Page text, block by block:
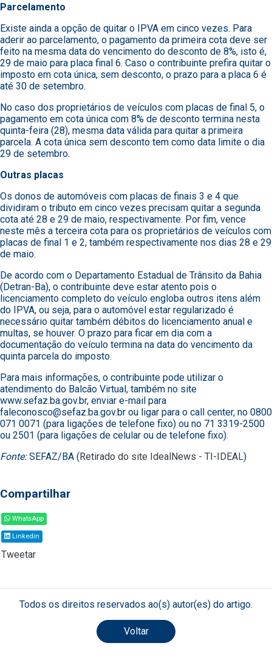
Parcelamento
Existe ainda a opção de quitar o IPVA em cinco vezes. Para
aderir ao parcelamento, o pagamento da primeira cota deve ser
feito na mesma data do vencimento do desconto de 8%, isto é,
29 de maio para placa final 6. Caso o contribuinte prefira quitar o
imposto em cota única, sem desconto, o prazo para a placa 6 é
até 30 de setembro.
No caso dos proprietários de veículos com placas de final 5, o
pagamento em cota única com 8% de desconto termina nesta
quinta-feira (28), mesma data válida para quitar a primeira
parcela. A cota única sem desconto tem como data limite o dia
29 de setembro.
Outras placas
Os donos de automóveis com placas de finais 3 e 4 que
dividiram o tributo em cinco vezes precisam quitar a segunda
cota até 28 e 29 de maio, respectivamente. Por fim, vence
neste mês a terceira cota para os proprietários de veículos com
placas de final 1 e 2, também respectivamente nos dias 28 e 29
de maio.
De acordo com o Departamento Estadual de Trânsito da Bahia
(Detran-Ba), o contribuinte deve estar atento pois o
licenciamento completo do veículo engloba outros itens além
do IPVA, ou seja, para o automóvel estar regularizado é
necessário quitar também débitos do licenciamento anual e
multas, se houver. O prazo para ficar em dia com a
documentação do veículo termina na data do vencimento da
quinta parcela do imposto.
Para mais informações, o contribuinte pode utilizar o
atendimento do Balcão Virtual, também no site
www.sefaz.ba.gov.br, enviar e-mail para
faleconosco@sefaz.ba.gov.br ou ligar para o call center, no 0800
071 0071 (para ligações de telefone fixo) ou no 71 3319-2500
ou 2501 (para ligações de celular ou de telefone fixo).
Fonte:SEFAZ/BA (Retirado do site IdealNews - TI-IDEAL)
Compartilhar
WhatsApp
Linkedin
Tweetar
Todos os direitos reservados ao(s) autor(es) do artigo.
Voltar